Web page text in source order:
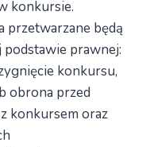
konkursie.
przetwarzane będą
podstawie prawnej:
konkursu,
obrona przed
konkursem oraz